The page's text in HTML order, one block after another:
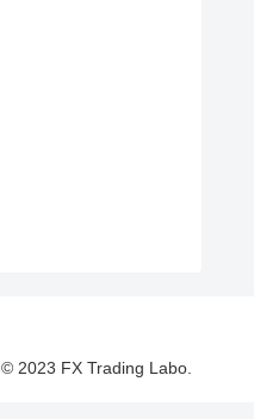
© 2023 FX Trading Labo.